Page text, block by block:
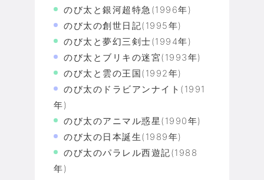
のび太と銀河超特急(1996年)
のび太の創世日記(1995年)
のび太と夢幻三剣士(1994年)
のび太とブリキの迷宮(1993年)
のび太と雲の王国(1992年)
のび太のドラビアンナイト(1991
年)
のび太のアニマル惑星(1990年)
のび太の日本誕生(1989年)
のび太のパラレル西遊記(1988
年)